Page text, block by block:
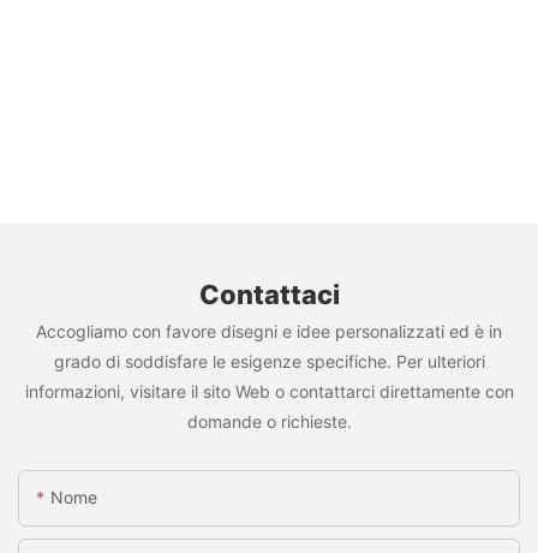
Contattaci
Accogliamo con favore disegni e idee personalizzati ed è in
grado di soddisfare le esigenze specifiche. Per ulteriori
informazioni, visitare il sito Web o contattarci direttamente con
domande o richieste.
Nome